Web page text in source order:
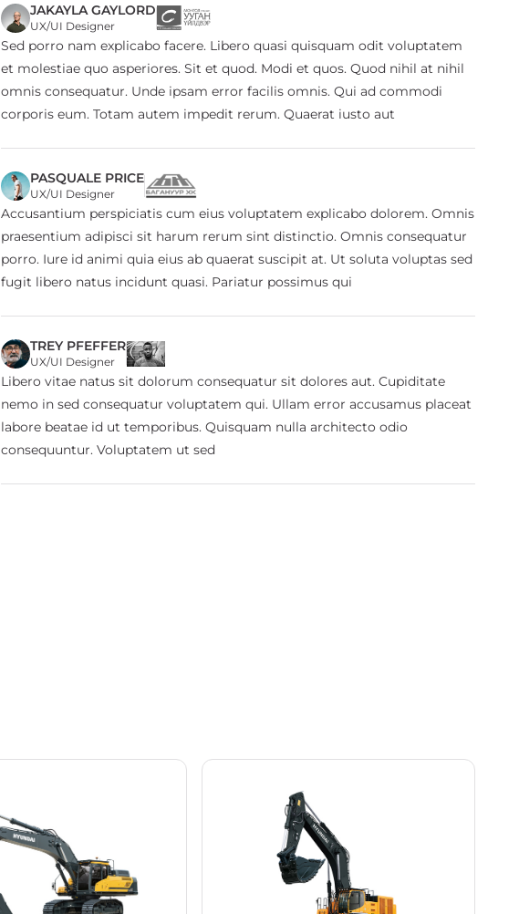
JAKAYLA GAYLORD
UX/UI Designer
Sed porro nam explicabo facere. Libero quasi quisquam odit voluptatem
et molestiae quo asperiores. Sit et quod. Modi et quos. Quod nihil at nihil
omnis consequatur. Unde ipsam error facilis omnis. Qui ad commodi
corporis eum. Totam autem impedit rerum. Quaerat iusto aut
PASQUALE PRICE
UX/UI Designer
Accusantium perspiciatis cum eius voluptatem explicabo dolorem. Omnis
praesentium adipisci sit harum rerum sint distinctio. Omnis consequatur
porro. Iure id animi quia eius ab quaerat suscipit at. Ut soluta voluptas sed
fugit libero natus incidunt quasi. Pariatur possimus qui
TREY PFEFFER
UX/UI Designer
Libero vitae natus sit dolorum consequatur sit dolores aut. Cupiditate
nemo in sed consequatur voluptatem qui. Ullam error accusamus placeat
labore beatae id ut temporibus. Quisquam nulla architecto odio
consequuntur. Voluptatem ut sed